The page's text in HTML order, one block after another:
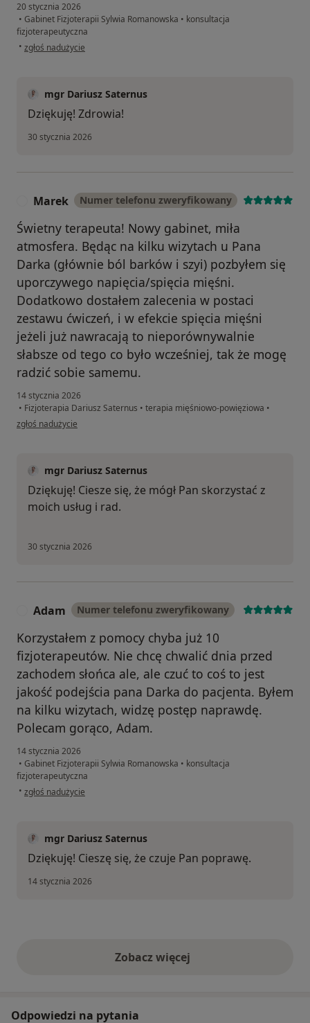
20 stycznia 2026
• Gabinet Fizjoterapii Sylwia Romanowska • konsultacja
fizjoterapeutyczna
• w opinii użytkownika Michał
zgłoś nadużycie
mgr Dariusz Saternus
Dziękuję! Zdrowia!
30 stycznia 2026
Marek Numer telefonu zweryfikowany
Świetny terapeuta! Nowy gabinet, miła
atmosfera. Będąc na kilku wizytach u Pana
Darka (głównie ból barków i szyi) pozbyłem się
uporczywego napięcia/spięcia mięśni.
Dodatkowo dostałem zalecenia w postaci
zestawu ćwiczeń, i w efekcie spięcia mięśni
jeżeli już nawracają to nieporównywalnie
słabsze od tego co było wcześniej, tak że mogę
radzić sobie samemu.
14 stycznia 2026
• Fizjoterapia Dariusz Saternus • terapia mięśniowo-powięziowa •
w opinii użytkownika Marek
zgłoś nadużycie
mgr Dariusz Saternus
Dziękuję! Ciesze się, że mógł Pan skorzystać z
moich usług i rad.
30 stycznia 2026
Adam Numer telefonu zweryfikowany
Korzystałem z pomocy chyba już 10
fizjoterapeutów. Nie chcę chwalić dnia przed
zachodem słońca ale, ale czuć to coś to jest
jakość podejścia pana Darka do pacjenta. Byłem
na kilku wizytach, widzę postęp naprawdę.
Polecam gorąco, Adam.
14 stycznia 2026
• Gabinet Fizjoterapii Sylwia Romanowska • konsultacja
fizjoterapeutyczna
• w opinii użytkownika Adam
zgłoś nadużycie
mgr Dariusz Saternus
Dziękuję! Cieszę się, że czuje Pan poprawę.
14 stycznia 2026
Zobacz więcejopinie powyżej
Odpowiedzi na pytania